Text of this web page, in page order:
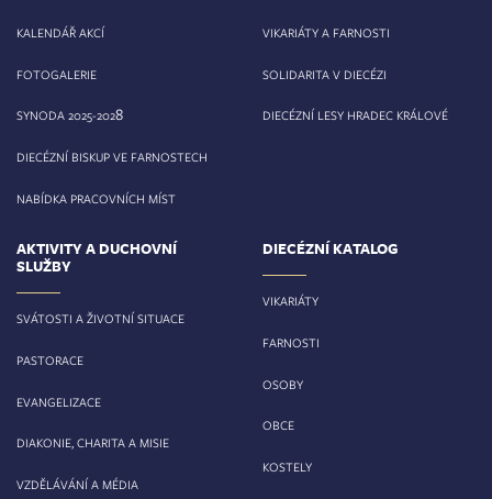
KALENDÁŘ AKCÍ
FOTOGALERIE
SYNODA 2025-2028
DIECÉZNÍ BISKUP VE FARNOSTECH
NABÍDKA PRACOVNÍCH MÍST
VIKARIÁTY A FARNOSTI
SOLIDARITA V DIECÉZI
DIECÉZNÍ LESY HRADEC KRÁLOVÉ
AKTIVITY A DUCHOVNÍ
SLUŽBY
SVÁTOSTI A ŽIVOTNÍ SITUACE
PASTORACE
EVANGELIZACE
DIAKONIE, CHARITA A MISIE
VZDĚLÁVÁNÍ A MÉDIA
DIECÉZNÍ KATALOG
VIKARIÁTY
FARNOSTI
OSOBY
OBCE
KOSTELY